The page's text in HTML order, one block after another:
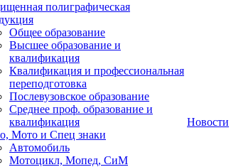
полиграфическая
Общее образование
Высшее образование и
квалификация
Квалификация и профессиональная
переподготовка
Послевузовское образование
Среднее проф. образование и
квалификация
Мото и Спец знаки
Автомобиль
Мотоцикл, Мопед, СиМ
Новости